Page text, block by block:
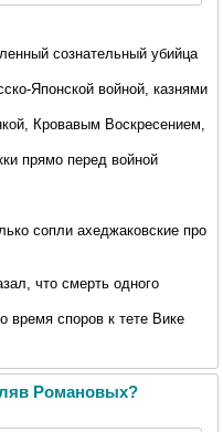
сознательный убийца
Японской войной, казнями
Кровавым Воскресением,
прямо перед войной
сопли ахеджаковские про
что смерть одного
время споров к тете Вике
Романовых?